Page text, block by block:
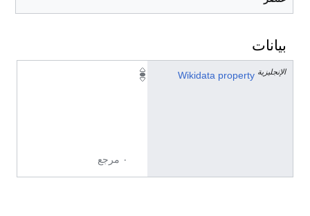
بيانات
Wikidata property الإنجليزية
٠ مرجع